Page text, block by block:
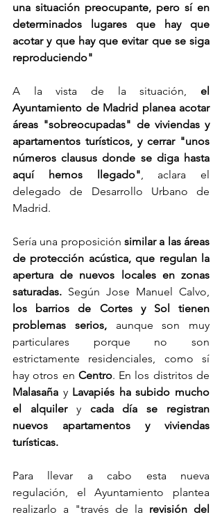
una situación preocupante, pero sí en
determinados lugares que hay que
acotar y que hay que evitar que se siga
reproduciendo"
A la vista de la situación, el
Ayuntamiento de Madrid planea acotar
áreas "sobreocupadas" de viviendas y
apartamentos turísticos, y cerrar "unos
números clausus donde se diga hasta
aquí hemos llegado", aclara el
delegado de Desarrollo Urbano de
Madrid.
Sería una proposición similar a las áreas
de protección acústica, que regulan la
apertura de nuevos locales en zonas
saturadas.
los barrios de Cortes y Sol tienen
problemas serios, aunque son muy
particulares porque no son
estrictamente residenciales, como sí
hay otros en Centro
Malasaña y Lavapiés ha subido mucho
el alquiler y cada día se registran
nuevos apartamentos y viviendas
turísticas.
Para llevar a cabo esta nueva
regulación, el Ayuntamiento plantea
realizarlo a "través de la revisión del